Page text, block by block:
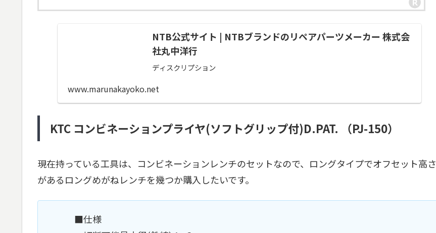
NTB公式サイト | NTBブランドのリペアパーツメーカー 株式会
社丸中洋行
ディスクリプション
www.marunakayoko.net
KTC コンビネーションプライヤ(ソフトグリップ付)D.PAT. （PJ-150）
現在持っている工具は、コンビネーションレンチのセットなので、ロングタイプでオフセット高さ
があるロングめがねレンチを幾つか購入したいです。
■仕様